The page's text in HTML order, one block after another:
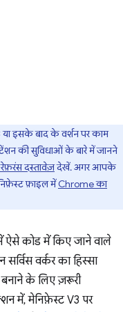
इसके बाद के वर्शन पर काम
की सुविधाओं के बारे में जानने
दस्तावेज़देखें. अगर आपके
फ़ाइल मेंChrome का
कोड में किए जाने वाले
वर्कर का हिस्सा
के लिए ज़रूरी
में, मेनिफ़ेस्ट V3 पर